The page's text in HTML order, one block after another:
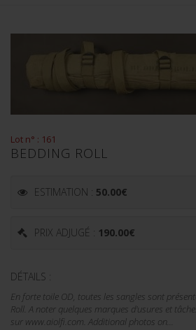
Lot n° : 161
BEDDING ROLL
ESTIMATION : 50.00€
PRIX ADJUGÉ : 190.00€
DÉTAILS :
En forte toile OD, toutes les sangles sont
Roll. A noter quelques marques d'usures et
sur www.aiolfi.com. Additional photos on...